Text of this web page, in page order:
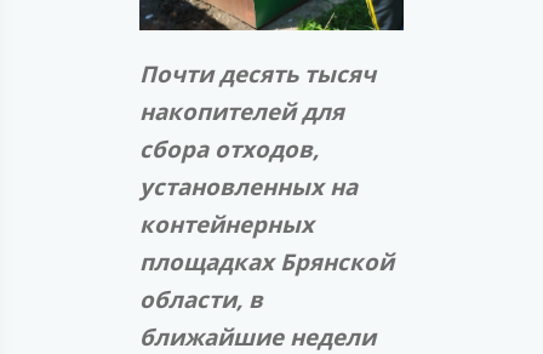
Почти десять тысяч
накопителей для
сбора отходов,
установленных на
контейнерных
площадках Брянской
области, в
ближайшие недели